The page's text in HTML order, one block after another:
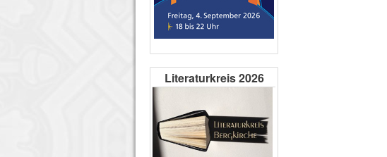
Literaturkreis 2026